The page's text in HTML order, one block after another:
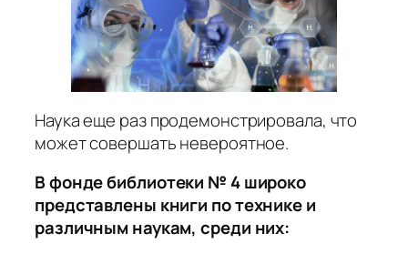
Наука еще раз продемонстрировала, что
может совершать невероятное.
В фонде библиотеки № 4 широко
представлены книги по технике и
различным наукам, среди них: